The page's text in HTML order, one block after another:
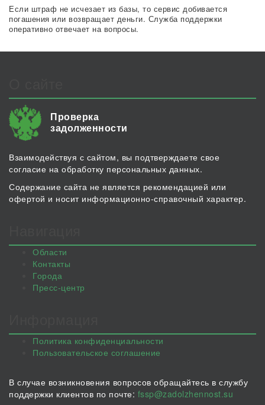
Если штраф не исчезает из базы, то сервис добивается
погашения или возвращает деньги. Служба поддержки
оперативно отвечает на вопросы.
Проверка
задолженности
Взаимодействуя с сайтом, вы подтверждаете свое
согласие на обработку персональных данных.
Содержание сайта не является рекомендацией или
офертой и носит информационно-справочный характер.
Области
Контакты
Города
Пресс-центр
Политика конфиденциальности
Пользовательское соглашение
В случае возникновения вопросов обращайтесь в службу
поддержки клиентов по почте: fssp@zadolzhennost.su